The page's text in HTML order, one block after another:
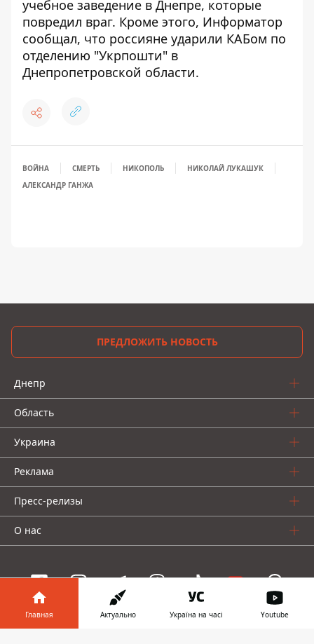
учебное заведение в Днепре, которые
повредил враг. Кроме этого, Информатор
сообщал, что россияне ударили КАБом по
отделению "Укрпошти" в
Днепропетровской области.
ВОЙНА СМЕРТЬ НИКОПОЛЬ
НИКОЛАЙ ЛУКАШУК
АЛЕКСАНДР ГАНЖА
ПРЕДЛОЖИТЬ НОВОСТЬ
Днепр
Область
Украина
Реклама
Пресс-релизы
О нас
Главная Актуально Україна на часі Youtube